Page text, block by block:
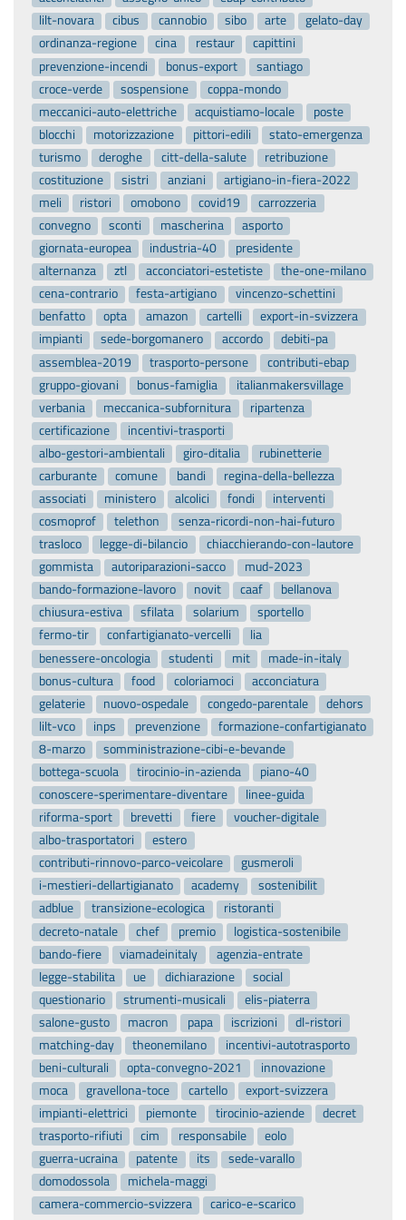
lilt-novara
cibus cannobio sibo arte
gelato-day
ordinanza-regione
cina restaur
capittini
prevenzione-incendi
bonus-export
santiago
croce-verde
sospensione
coppa-mondo
meccanici-auto-elettriche
acquistiamo-locale
poste
blocchi
motorizzazione pittori-edili
stato-emergenza
turismo
deroghe citt-della-salute
retribuzione
costituzione
sistri anziani
artigiano-in-fiera-2022
meli
ristori omobono covid19
carrozzeria
convegno
sconti mascherina
asporto
giornata-europea
industria-40
presidente
alternanza
ztl acconciatori-estetiste
the-one-milano
cena-contrario
festa-artigiano
vincenzo-schettini
benfatto
opta amazon cartelli
export-in-svizzera
impianti
sede-borgomanero accordo
debiti-pa
assemblea-2019
trasporto-persone
contributi-ebap
gruppo-giovani
bonus-famiglia
italianmakersvillage
verbania
meccanica-subfornitura
ripartenza
certificazione
incentivi-trasporti
albo-gestori-ambientali
giro-ditalia
rubinetterie
carburante
comune bandi
regina-della-bellezza
associati
ministero alcolici fondi
interventi
cosmoprof
telethon
senza-ricordi-non-hai-futuro
trasloco
legge-di-bilancio
chiacchierando-con-lautore
gommista
autoriparazioni-sacco
mud-2023
bando-formazione-lavoro
novit caaf
bellanova
chiusura-estiva
sfilata solarium
sportello
fermo-tir
confartigianato-vercelli
lia
benessere-oncologia
studenti mit
made-in-italy
bonus-cultura
food coloriamoci
acconciatura
gelaterie
nuovo-ospedale congedo-parentale
dehors
lilt-vco
inps prevenzione
formazione-confartigianato
8-marzo
somministrazione-cibi-e-bevande
bottega-scuola
tirocinio-in-azienda
piano-40
conoscere-sperimentare-diventare
linee-guida
riforma-sport
brevetti fiere
voucher-digitale
albo-trasportatori
estero
contributi-rinnovo-parco-veicolare
gusmeroli
i-mestieri-dellartigianato
academy
sostenibilit
adblue
transizione-ecologica
ristoranti
decreto-natale
chef premio
logistica-sostenibile
bando-fiere
viamadeinitaly
agenzia-entrate
legge-stabilita
ue dichiarazione
social
questionario
strumenti-musicali
elis-piaterra
salone-gusto
macron papa iscrizioni
dl-ristori
matching-day
theonemilano
incentivi-autotrasporto
beni-culturali
opta-convegno-2021
innovazione
moca
gravellona-toce cartello
export-svizzera
impianti-elettrici
piemonte tirocinio-aziende
decret
trasporto-rifiuti
cim responsabile
eolo
guerra-ucraina
patente its
sede-varallo
domodossola
michela-maggi
camera-commercio-svizzera
carico-e-scarico